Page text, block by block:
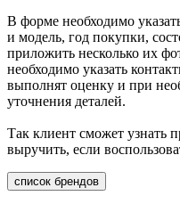
В форме необходимо
и модель, год покупки,
приложить несколько их
необходимо указать
выполнят оценку и при
уточнения деталей.
Так клиент сможет
выручить, если
список брендов